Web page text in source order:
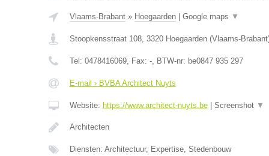
Vlaams-Brabant» Hoegaarden| Google maps ▼
Stoopkensstraat 108, 3320 Hoegaarden(Vlaams-Brabant
Tel: 0478416069, Fax: -, BTW-nr: be0847 935 297
E-mail › BVBA Architect Nuyts
Website: https://www.architect-nuyts.be| Screenshot ▼
Architecten
Diensten: Architectuur, Expertise, Stedenbouw